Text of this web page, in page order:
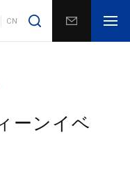
CN
ーンイベ